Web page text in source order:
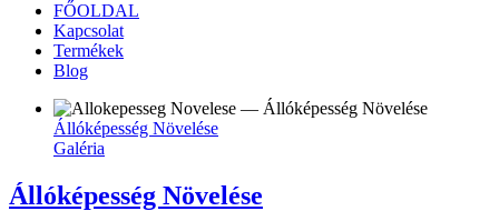
FŐOLDAL
Kapcsolat
Termékek
Blog
Állóképesség Növelése
Galéria
Állóképesség Növelése